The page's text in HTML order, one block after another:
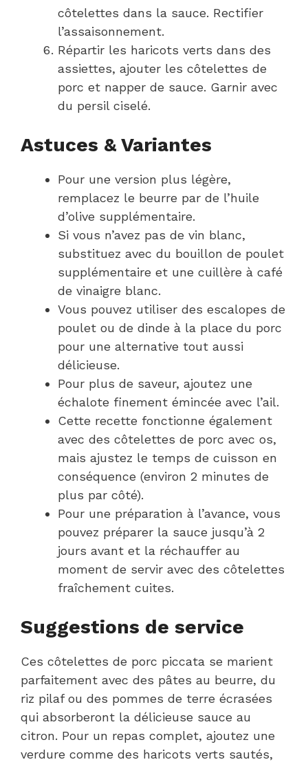
côtelettes dans la sauce. Rectifier
l’assaisonnement.
Répartir les haricots verts dans des
assiettes, ajouter les côtelettes de
porc et napper de sauce. Garnir avec
du persil ciselé.
Astuces & Variantes
Pour une version plus légère,
remplacez le beurre par de l’huile
d’olive supplémentaire.
Si vous n’avez pas de vin blanc,
substituez avec du bouillon de poulet
supplémentaire et une cuillère à café
de vinaigre blanc.
Vous pouvez utiliser des escalopes de
poulet ou de dinde à la place du porc
pour une alternative tout aussi
délicieuse.
Pour plus de saveur, ajoutez une
échalote finement émincée avec l’ail.
Cette recette fonctionne également
avec des côtelettes de porc avec os,
mais ajustez le temps de cuisson en
conséquence (environ 2 minutes de
plus par côté).
Pour une préparation à l’avance, vous
pouvez préparer la sauce jusqu’à 2
jours avant et la réchauffer au
moment de servir avec des côtelettes
fraîchement cuites.
Suggestions de service
Ces côtelettes de porc piccata se marient
parfaitement avec des pâtes au beurre, du
riz pilaf ou des pommes de terre écrasées
qui absorberont la délicieuse sauce au
citron. Pour un repas complet, ajoutez une
verdure comme des haricots verts sautés,